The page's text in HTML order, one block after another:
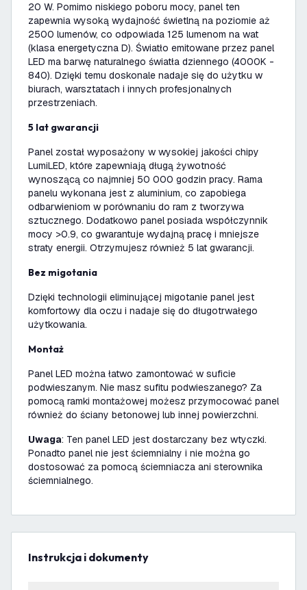
20 W. Pomimo niskiego poboru mocy, panel ten
zapewnia wysoką wydajność świetlną na poziomie aż
2500 lumenów, co odpowiada 125 lumenom na wat
(klasa energetyczna D). Światło emitowane przez panel
LED ma barwę naturalnego światła dziennego (4000K -
840). Dzięki temu doskonale nadaje się do użytku w
biurach, warsztatach i innych profesjonalnych
przestrzeniach.
5 lat gwarancji
Panel został wyposażony w wysokiej jakości chipy
LumiLED, które zapewniają długą żywotność
wynoszącą co najmniej 50 000 godzin pracy. Rama
panelu wykonana jest z aluminium, co zapobiega
odbarwieniom w porównaniu do ram z tworzywa
sztucznego. Dodatkowo panel posiada współczynnik
mocy >0.9, co gwarantuje wydajną pracę i mniejsze
straty energii. Otrzymujesz również 5 lat gwarancji.
Bez migotania
Dzięki technologii eliminującej migotanie panel jest
komfortowy dla oczu i nadaje się do długotrwałego
użytkowania.
Montaż
Panel LED można łatwo zamontować w suficie
podwieszanym. Nie masz sufitu podwieszanego? Za
pomocą ramki montażowej możesz przymocować panel
również do ściany betonowej lub innej powierzchni.
Uwaga: Ten panel LED jest dostarczany bez wtyczki.
Ponadto panel nie jest ściemnialny i nie można go
dostosować za pomocą ściemniacza ani sterownika
ściemnialnego.
Instrukcja i dokumenty